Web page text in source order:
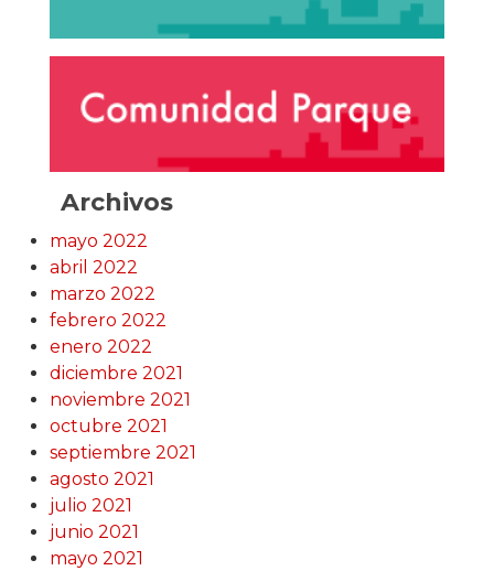
Archivos
mayo 2022
abril 2022
marzo 2022
febrero 2022
enero 2022
diciembre 2021
noviembre 2021
octubre 2021
septiembre 2021
agosto 2021
julio 2021
junio 2021
mayo 2021